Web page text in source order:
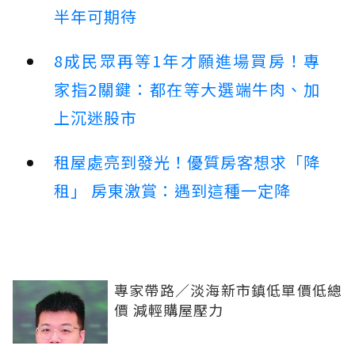
半年可期待
8成民眾再等1年才願進場買房！專
家指2關鍵：都在等大選端牛肉、加
上沉迷股市
租屋處亮到發光！優質房客想求「降
租」 房東激賞：遇到這種一定降
專家帶路／淡海新市鎮低單價低總
價 減輕購屋壓力